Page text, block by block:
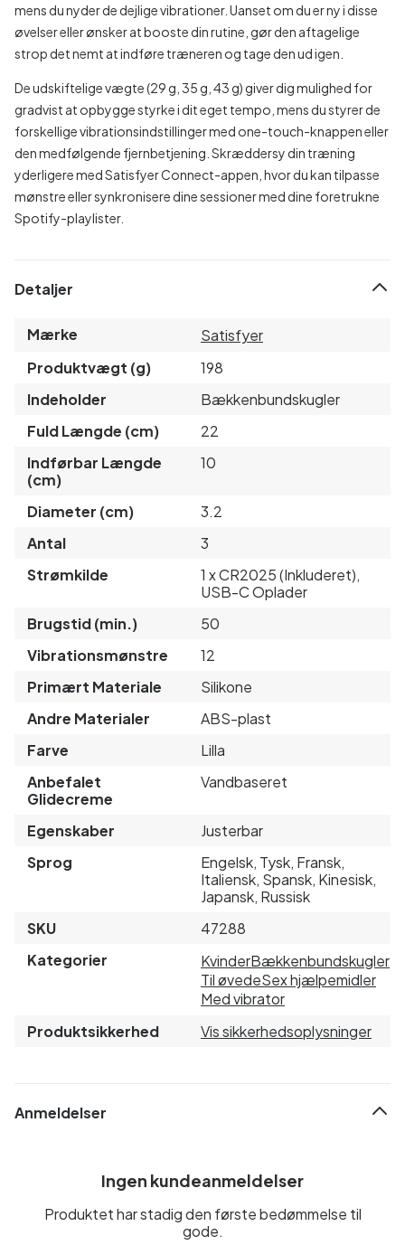
mens du nyder de dejlige vibrationer. Uanset om du er ny i disse
øvelser eller ønsker at booste din rutine, gør den aftagelige
strop det nemt at indføre træneren og tage den ud igen.
De udskiftelige vægte (29 g, 35 g, 43 g) giver dig mulighed for
gradvist at opbygge styrke i dit eget tempo, mens du styrer de
forskellige vibrationsindstillinger med one-touch-knappen eller
den medfølgende fjernbetjening. Skræddersy din træning
yderligere med Satisfyer Connect-appen, hvor du kan tilpasse
mønstre eller synkronisere dine sessioner med dine foretrukne
Spotify-playlister.
Detaljer
Mærke
Satisfyer
Produktvægt (g)
198
Indeholder
Bækkenbundskugler
Fuld Længde (cm)
22
Indførbar Længde
(cm)
10
Diameter (cm)
3.2
Antal
3
Strømkilde
1 x CR2025 (Inkluderet),
USB-C Oplader
Brugstid (min.)
50
Vibrationsmønstre
12
Primært Materiale
Silikone
Andre Materialer
ABS-plast
Farve
Lilla
Anbefalet
Glidecreme
Vandbaseret
Egenskaber
Justerbar
Sprog
Engelsk, Tysk, Fransk,
Italiensk, Spansk, Kinesisk,
Japansk, Russisk
SKU
47288
Kategorier
KvinderBækkenbundskugler
Til øvedeSex hjælpemidler
Med vibrator
Produktsikkerhed
Vis sikkerhedsoplysninger
Anmeldelser
Ingen kundeanmeldelser
Produktet har stadig den første bedømmelse til
gode.